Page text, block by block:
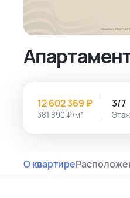
381 890 ₽/м²
12 602 369 ₽
Этаж
3/7
О квартире